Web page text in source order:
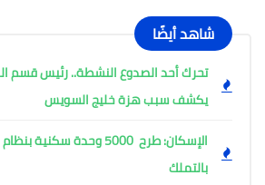
شاهد أيضًا
تحرك أحد الصدوع النشطة.. رئيس قسم
يكشف سبب هزة خليج السويس
الإسكان: طرح 5000 وحدة
بالتملك